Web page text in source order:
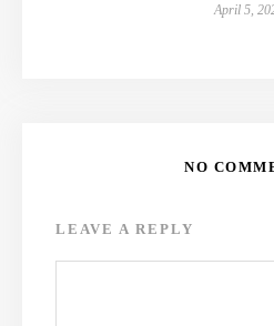
April 5,
NO
LEAVE A REPLY